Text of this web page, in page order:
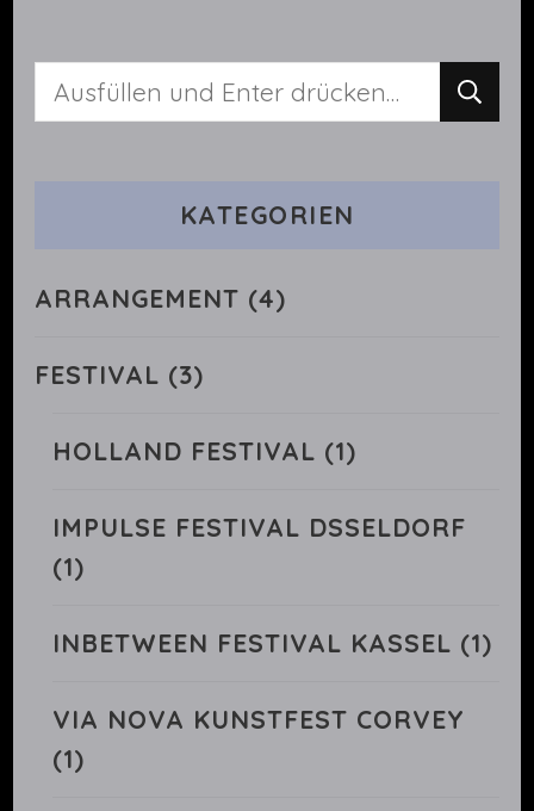
Suchst
KATEGORIEN
ARRANGEMENT (4)
FESTIVAL (3)
HOLLAND FESTIVAL (1)
IMPULSE FESTIVAL DSSELDORF
(1)
INBETWEEN FESTIVAL KASSEL (1)
VIA NOVA KUNSTFEST CORVEY
(1)